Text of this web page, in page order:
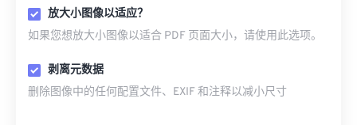
放大小图像以适应？
如果您想放大小图像以适合 PDF 页面大小，请使用此选项。
剥离元数据
删除图像中的任何配置文件、EXIF 和注释以减小尺寸